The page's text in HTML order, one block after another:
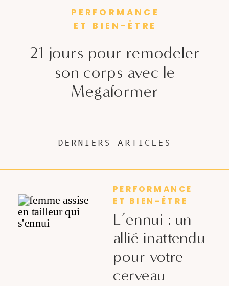
21 jours pour remodeler
son corps avec le
Megaformer
PERFORMANCE
ET BIEN-ÊTRE
L’ennui : un
allié inattendu
pour votre
cerveau
PERFORMANCE
ET BIEN-ÊTRE
DERNIERS ARTICLES